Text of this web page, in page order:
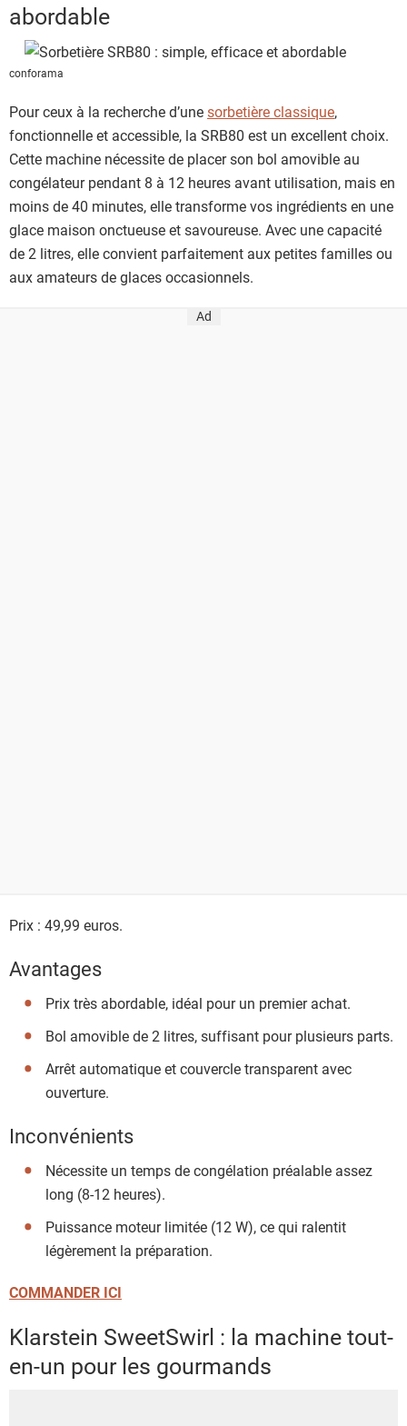
abordable
conforama
Pour ceux à la recherche d’unesorbetière classique,
fonctionnelle et accessible, la SRB80 est un excellent choix.
Cette machine nécessite de placer son bol amovible au
congélateur pendant 8 à 12 heures avant utilisation, mais en
moins de 40 minutes, elle transforme vos ingrédients en une
glace maison onctueuse et savoureuse. Avec une capacité
de 2 litres, elle convient parfaitement aux petites familles ou
aux amateurs de glaces occasionnels.
Ad
Prix : 49,99 euros.
Avantages
Prix très abordable, idéal pour un premier achat.
Bol amovible de 2 litres, suffisant pour plusieurs parts.
Arrêt automatique et couvercle transparent avec
ouverture.
Inconvénients
Nécessite un temps de congélation préalable assez
long (8-12 heures).
Puissance moteur limitée (12 W), ce qui ralentit
légèrement la préparation.
COMMANDER ICI
Klarstein SweetSwirl : la machine tout-
en-un pour les gourmands